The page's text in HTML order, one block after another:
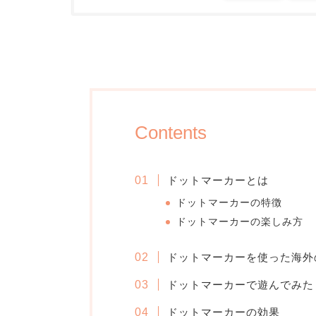
Contents
ドットマーカーとは
ドットマーカーの特徴
ドットマーカーの楽しみ方
ドットマーカーを使った海
ドットマーカーで遊んでみた
ドットマーカーの効果